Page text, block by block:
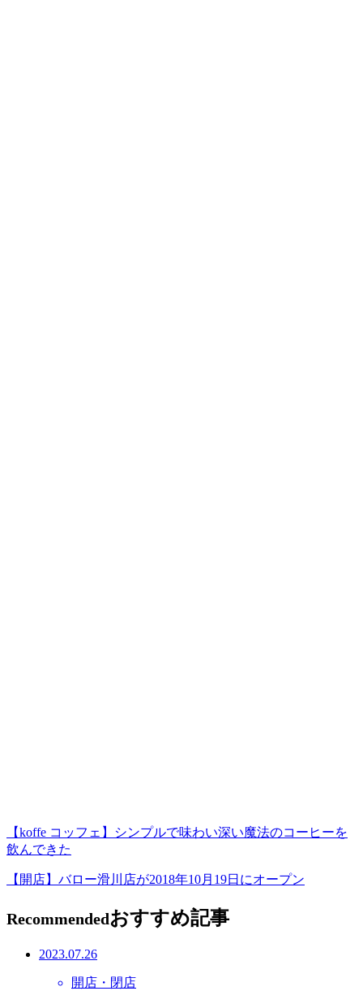
【koffe コッフェ】シンプルで味わい深い魔法のコーヒーを
飲んできた
【開店】バロー滑川店が2018年10月19日にオープン
Recommendedおすすめ記事
2023.07.26
開店・閉店